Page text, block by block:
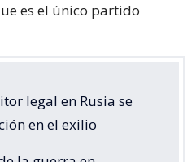
es el único partido
legal en Rusia se
en el exilio